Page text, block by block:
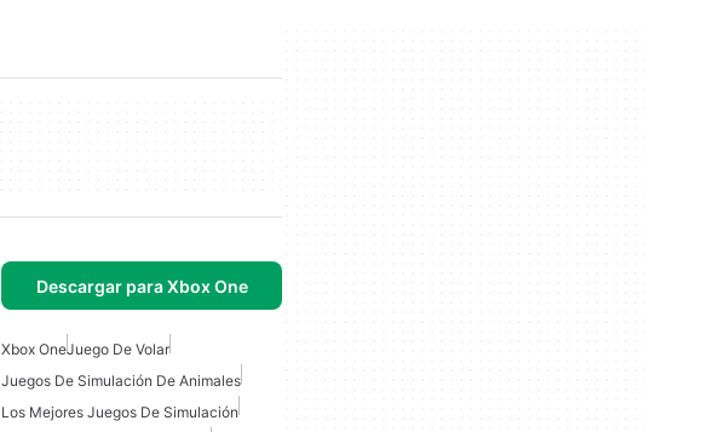
Descargar para Xbox One
Xbox OneJuego De Volar
Juegos De Simulación De Animales
Los Mejores Juegos De Simulación